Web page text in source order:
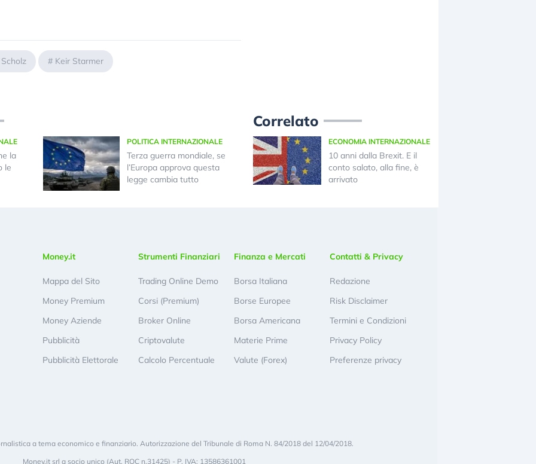
# Keir Starmer
la
le
POLITICA INTERNAZIONALE
Terza guerra mondiale, se
l’Europa approva questa
legge cambia tutto
Correlato
ECONOMIA INTERNAZIONALE
10 anni dalla Brexit. E il
conto salato, alla fine, è
arrivato
Money.it
Mappa del Sito
Money Premium
Money Aziende
Pubblicità
Pubblicità Elettorale
Strumenti Finanziari
Trading Online Demo
Corsi (Premium)
Broker Online
Criptovalute
Calcolo Percentuale
Finanza e Mercati
Borsa Italiana
Borse Europee
Borsa Americana
Materie Prime
Valute (Forex)
Contatti & Privacy
Redazione
Risk Disclaimer
Termini e Condizioni
Privacy Policy
Preferenze privacy
a tema economico e finanziario. Autorizzazione del Tribunale di Roma N. 84/2018 del 12/04/2018.
Money.it srl a socio unico (Aut. ROC n.31425) - P. IVA: 13586361001